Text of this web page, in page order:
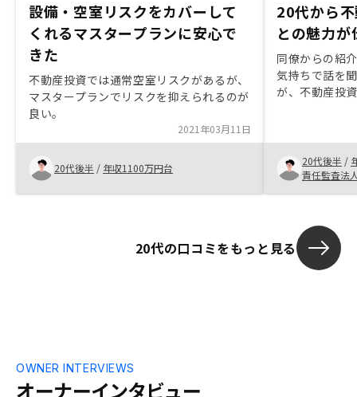
設備・空室リスクをカバーして
くれるマスタープランに安心で
きた
不動産投資では通常空室リスクがあるが、
マスタープランでリスクを抑えられるのが
良い。
2021年03月11日
20代後半 / 年収1100万円台
20代から
との魅力が
同僚からの紹
気持ちで話を
が、不動産投
により若いう
とが今後の人
なるだろうと
った方は全員
上がるタイミ
ことを検討し
20代後半 /
責任監査法
20代の口コミをもっと見る
オーナーインタビュー
OWNER INTERVIEWS